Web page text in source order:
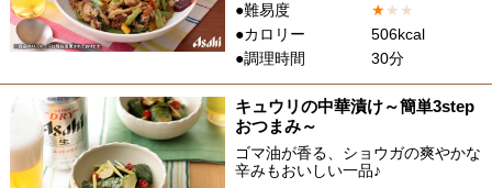
●難易度
★★ ★
●カロリー
506kcal
●調理時間
30分
キュウリの中華漬け～簡単3step
おつまみ～
ゴマ油が香る、ショウガの爽やかな
辛みもおいしい一品♪